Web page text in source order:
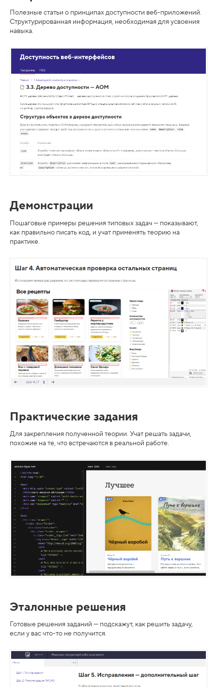
Полезные статьи о принципах доступности веб-приложений.
Структурированная информация, необходимая для усвоения
навыка.
Демонстрации
Пошаговые примеры решения типовых задач — показывают,
как правильно писать код, и учат применять теорию на
практике.
Практические задания
Для закрепления полученной теории. Учат решать задачи,
похожие на те, что встречаются в реальной работе.
Эталонные решения
Готовые решения заданий — подскажут, как решить задачу,
если у вас что-то не получится.